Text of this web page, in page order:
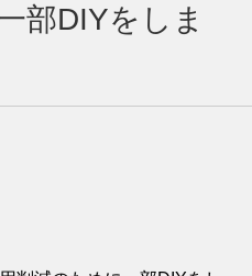
部DIYをしま